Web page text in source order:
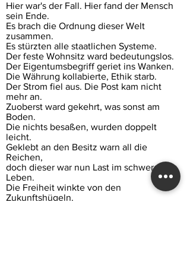
Hier war's der Fall. Hier fand der Mensch
sein Ende.
Es brach die Ordnung dieser Welt
zusammen.
Es stürzten alle staatlichen Systeme.
Der feste Wohnsitz ward bedeutungslos.
Der Eigentumsbegriff geriet ins Wanken.
Die Währung kollabierte, Ethik starb.
Der Strom fiel aus. Die Post kam nicht
mehr an.
Zuoberst ward gekehrt, was sonst am
Boden.
Die nichts besaßen, wurden doppelt
leicht.
Geklebt an den Besitz warn all die
Reichen,
doch dieser war nun Last im schweren
Leben.
Die Freiheit winkte von den
Zukunftshügeln,